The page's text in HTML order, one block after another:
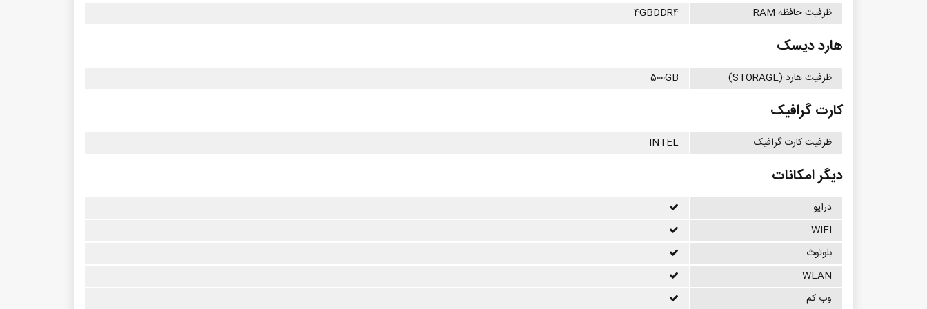
ظرفیت حافظه RAM 4GBDDR4
هارد دیسک
ظرفیت هارد (STORAGE) 500GB
کارت گرافیک
ظرفیت کارت گرافیک INTEL
دیگر امکانات
درایو
WIFI
بلوتوث
WLAN
وب کم